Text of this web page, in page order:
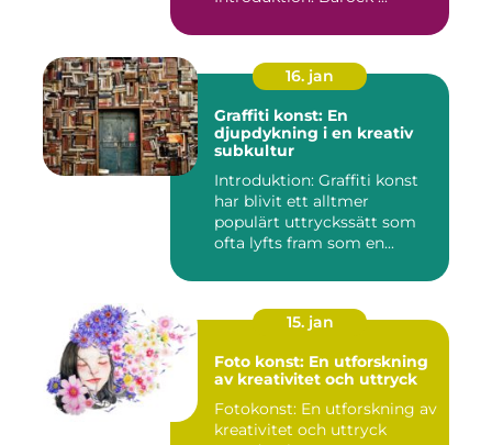
16. jan
Graffiti konst: En
djupdykning i en kreativ
subkultur
Introduktion: Graffiti konst
har blivit ett alltmer
populärt uttryckssätt som
ofta lyfts fram som en...
15. jan
Foto konst: En utforskning
av kreativitet och uttryck
Fotokonst: En utforskning av
kreativitet och uttryck